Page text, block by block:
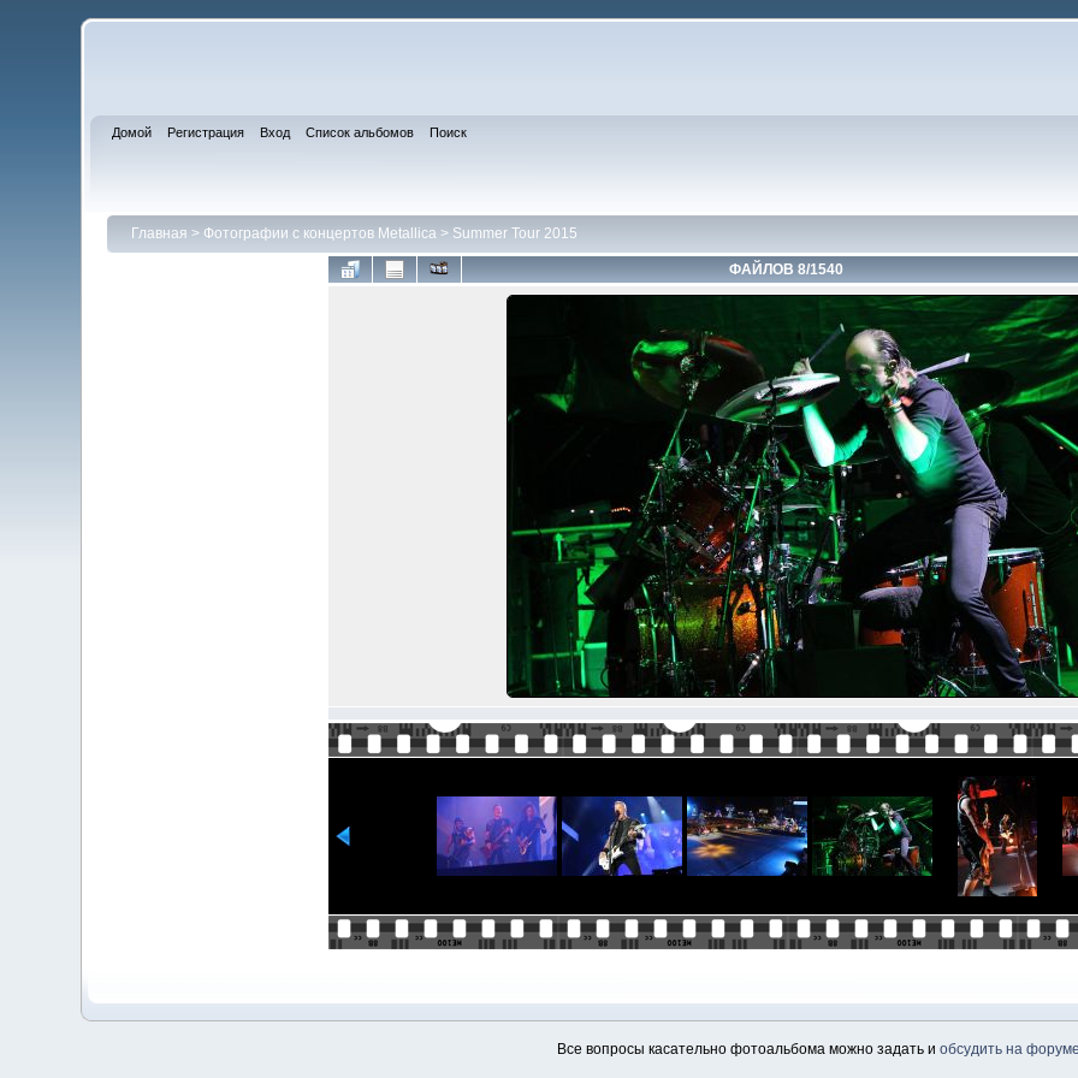
Домой Регистрация Вход Список альбомов Поиск
Главная > Фотографии с концертов Metallica> Summer Tour 2015
ФАЙЛОВ 8/1540
Все вопросы касательно фотоальбома можно задать и обсудить на